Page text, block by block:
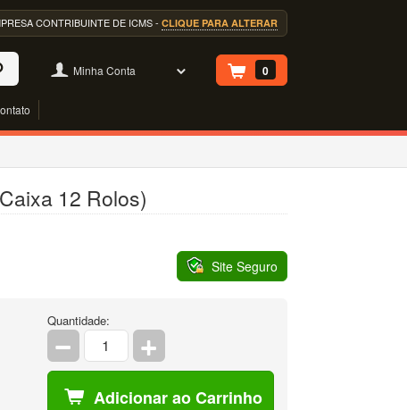
CONTRIBUINTE DE ICMS - CLIQUE PARA ALTERAR
Minha Conta 0
12 Rolos)
Site Seguro
Quantidade:
Adicionar ao Carrinho